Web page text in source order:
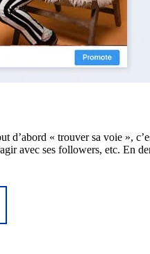
d’abord « trouver sa voie »,
avec ses followers, etc. En